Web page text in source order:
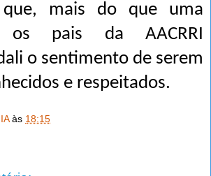
mais do que uma
os pais da AACRRI
o sentimento de serem
e respeitados.
às 18:15